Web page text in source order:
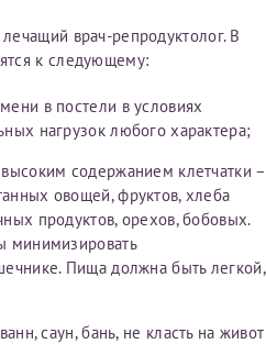
врач-репродуктолог. В
к следующему:
в постели в условиях
нагрузок любого характера;
содержанием клетчатки –
овощей, фруктов, хлеба
продуктов, орехов, бобовых.
минимизировать
Пища должна быть легкой,
саун, бань, не класть на живот